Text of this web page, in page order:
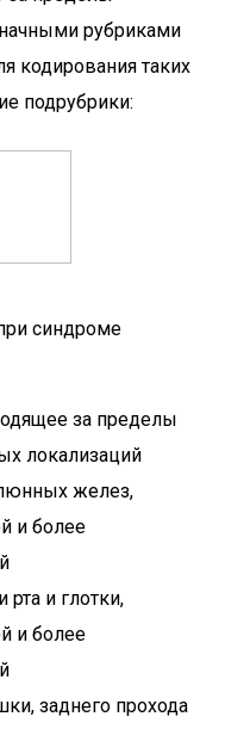
рубриками
кодирования таких
подрубрики:
синдроме
за пределы
локализаций
желез,
и более
рта и глотки,
и более
заднего прохода